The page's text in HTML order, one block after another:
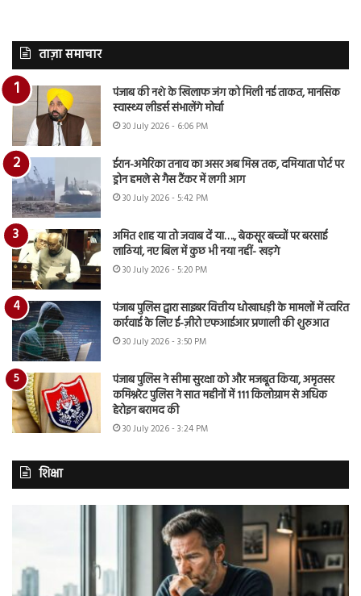
ताज़ा समाचार
पंजाब की नशे के खिलाफ जंग को मिली नई ताकत, मानसिक
स्वास्थ्य लीडर्स संभालेंगे मोर्चा
30 July 2026 - 6:06 PM
ईरान-अमेरिका तनाव का असर अब मिस्र तक, दमियाता पोर्ट पर
ड्रोन हमले से गैस टैंकर में लगी आग
30 July 2026 - 5:42 PM
अमित शाह या तो जवाब दें या…., बेकसूर बच्चों पर बरसाई
लाठियां, नए बिल में कुछ भी नया नहीं- खड़गे
30 July 2026 - 5:20 PM
पंजाब पुलिस द्वारा साइबर वित्तीय धोखाधड़ी के मामलों में त्वरित
कार्रवाई के लिए ई-ज़ीरो एफआईआर प्रणाली की शुरुआत
30 July 2026 - 3:50 PM
पंजाब पुलिस ने सीमा सुरक्षा को और मजबूत किया, अमृतसर
कमिश्नरेट पुलिस ने सात महीनों में 111 किलोग्राम से अधिक
हेरोइन बरामद की
30 July 2026 - 3:24 PM
शिक्षा